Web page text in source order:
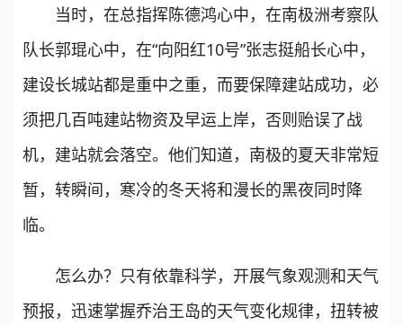
当时，在总指挥陈德鸿心中，在南极洲考察队
队长郭琨心中，在“向阳红10号”张志挺船长心中，
建设长城站都是重中之重，而要保障建站成功，必
须把几百吨建站物资及早运上岸，否则贻误了战
机，建站就会落空。他们知道，南极的夏天非常短
暂，转瞬间，寒冷的冬天将和漫长的黑夜同时降
临。
怎么办？只有依靠科学，开展气象观测和天气
预报，迅速掌握乔治王岛的天气变化规律，扭转被